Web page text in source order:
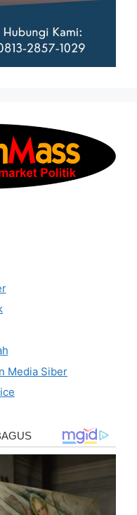
Media Siber